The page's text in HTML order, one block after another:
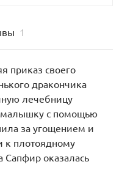
1
приказ своего
дракончика
лечебницу
малышку с помощью
за угощением и
к плотоядному
Сапфир оказалась